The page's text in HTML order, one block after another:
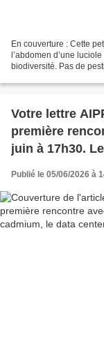
En couverture : Cette
l’abdomen d’une
biodiversité. Pas de
Votre lettre
première
juin à 17h30.
Publié le 05/06/2026 à